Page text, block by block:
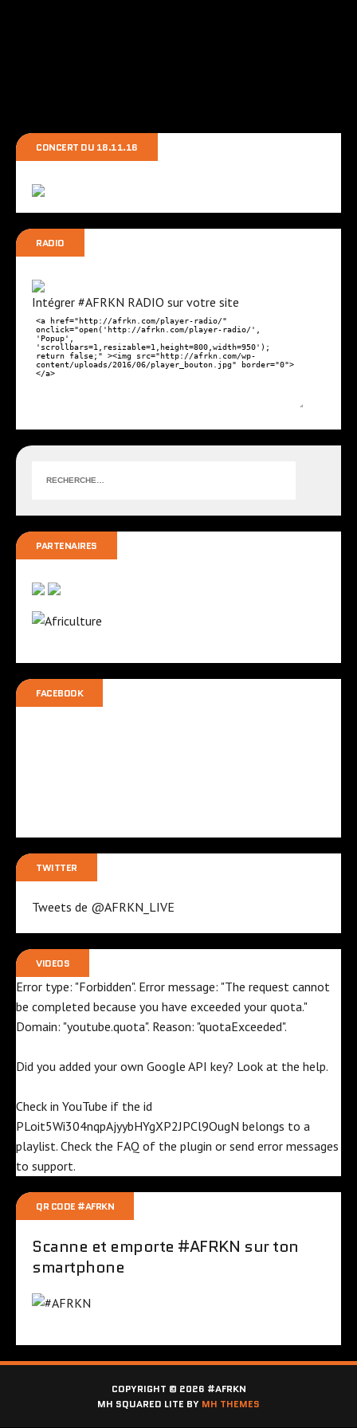
CONCERT DU 18.11.16
RADIO
Intégrer #AFRKN RADIO sur votre site
PARTENAIRES
FACEBOOK
TWITTER
Tweets de @AFRKN_LIVE
VIDEOS
Error type: "Forbidden". Error message: "The request cannot
be completed because you have exceeded your quota."
Domain: "youtube.quota". Reason: "quotaExceeded".
Did you added your own Google API key? Look at the help.
Check in YouTube if the id
PLoit5Wi304nqpAjyybHYgXP2JPCl9OugN belongs to a
playlist. Check the FAQ of the plugin or send error messages
to support.
QR CODE #AFRKN
Scanne et emporte #AFRKN sur ton
smartphone
COPYRIGHT © 2026 #AFRKN
MH SQUARED LITE BY MH THEMES